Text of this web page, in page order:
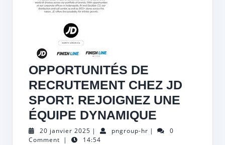
OPPORTUNITÉS DE
RECRUTEMENT CHEZ JD
SPORT: REJOIGNEZ UNE
ÉQUIPE DYNAMIQUE
DE
20 janvier 2025 20
janvier
| pngroup-hrpngroup-
|
0
Comment | 14:54